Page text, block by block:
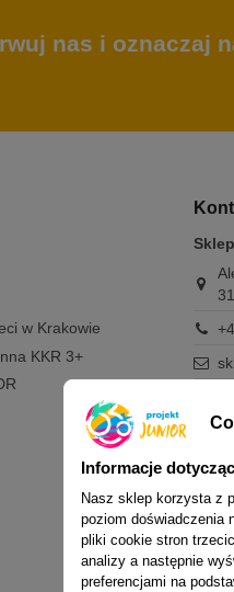
nas i oznaczaj
w Krakowie
KKR 3+
Nie
Informacje
Nasz sklep korzysta z
poziom doświadczenia
pliki cookie stron
analizy a następnie
preferencjami na